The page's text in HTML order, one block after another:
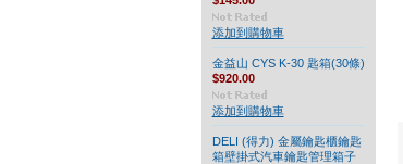
添加到購物車
金益山 CYS K-30 匙箱(30條)
$920.00
添加到購物車
DELI (得力) 金屬鑰匙櫃鑰匙
箱壁掛式汽車鑰匙管理箱子